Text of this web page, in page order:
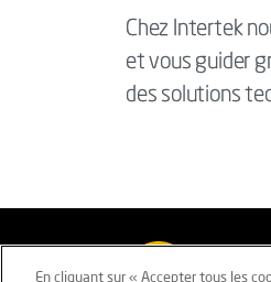
Chez Intertek
et vous guider
des solutions
En cliquant sur « Accepter tous les